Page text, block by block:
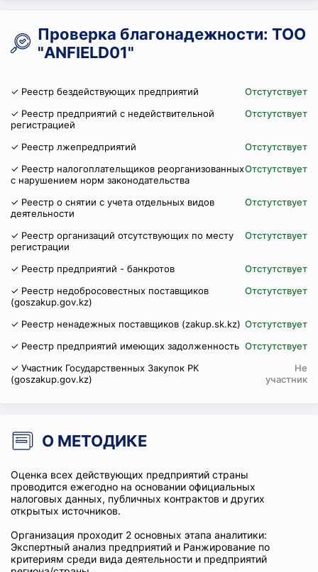
Проверка благонадежности: ТОО
"ANFIELD01"
✓ Реестр бездействующих предприятий
Отстутствует
✓ Реестр предприятий с недействительной
регистрацией
Отстутствует
✓ Реестр лжепредприятий
Отстутствует
✓ Реестр налогоплательщиков реорганизованных
с нарушением норм законодательства
Отстутствует
✓ Реестр о снятии с учета отдельных видов
деятельности
Отстутствует
✓ Реестр организаций отсутствующих по месту
регистрации
Отстутствует
✓ Реестр предприятий - банкротов
Отстутствует
✓ Реестр недобросовестных поставщиков
(goszakup.gov.kz)
Отстутствует
✓ Реестр ненадежных поставщиков (zakup.sk.kz) Отстутствует
✓ Реестр предприятий имеющих задолженность Отстутствует
✓ Участник Государственных Закупок РК
(goszakup.gov.kz)
Не
участник
О МЕТОДИКЕ
Оценка всех действующих предприятий страны
проводится ежегодно на основании официальных
налоговых данных, публичных контрактов и других
открытых источников.
Организация проходит 2 основных этапа аналитики:
Экспертный анализ предприятий и Ранжирование по
критериям среди вида деятельности и предприятий